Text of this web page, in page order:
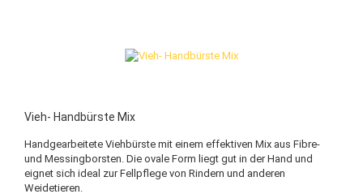
Vieh- Handbürste Mix
Handgearbeitete Viehbürste mit einem effektiven Mix aus Fibre-
und Messingborsten. Die ovale Form liegt gut in der Hand und
eignet sich ideal zur Fellpflege von Rindern und anderen
Weidetieren.